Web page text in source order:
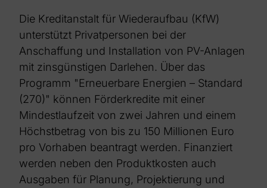
Die Kreditanstalt für Wiederaufbau (KfW)
unterstützt Privatpersonen bei der
Anschaffung und Installation von PV-Anlagen
mit zinsgünstigen Darlehen. Über das
Programm "Erneuerbare Energien – Standard
(270)" können Förderkredite mit einer
Mindestlaufzeit von zwei Jahren und einem
Höchstbetrag von bis zu 150 Millionen Euro
pro Vorhaben beantragt werden. Finanziert
werden neben den Produktkosten auch
Ausgaben für Planung, Projektierung und